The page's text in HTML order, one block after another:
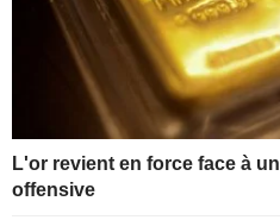
L'or revient en force face à
offensive